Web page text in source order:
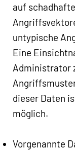
auf
untypische
Eine
Administrator
dieser Daten
möglich.
Vorgenannte